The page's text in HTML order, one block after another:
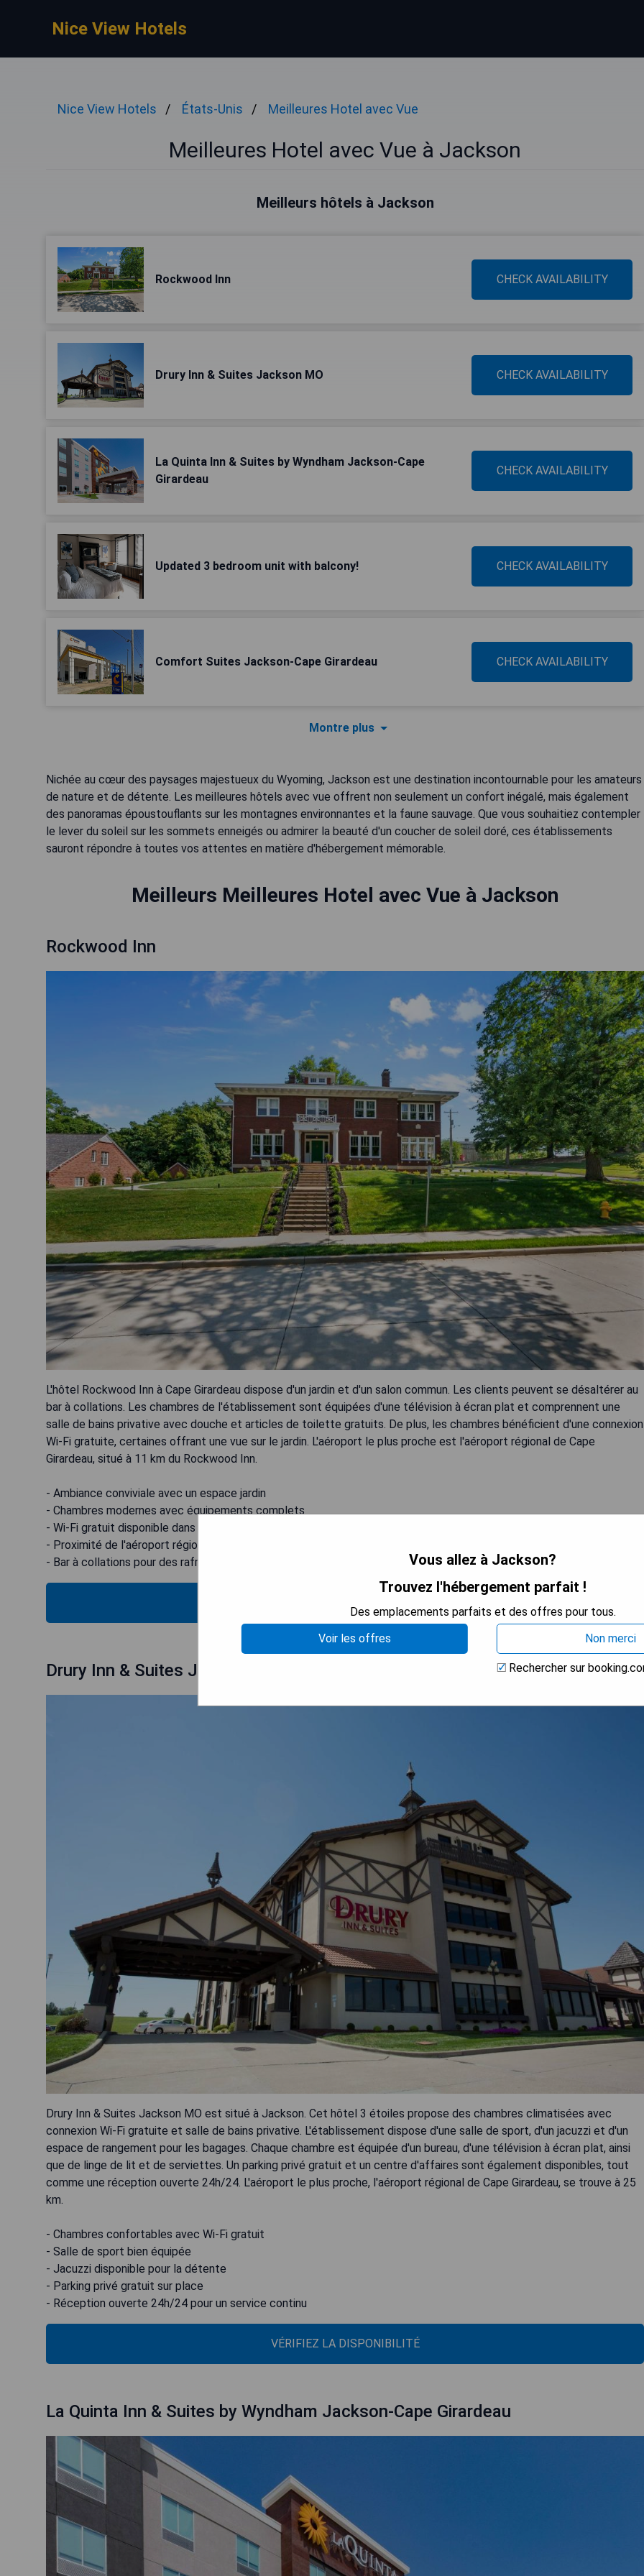
Nice View Hotels
Nice View Hotels États-Unis Meilleures Hotel avec Vue
Meilleures Hotel avec Vue à Jackson
Meilleurs hôtels à Jackson
Rockwood Inn CHECK AVAILABILITY
Drury Inn & Suites Jackson MO CHECK AVAILABILITY
La Quinta Inn & Suites by Wyndham Jackson-Cape
Girardeau
CHECK AVAILABILITY
Updated 3 bedroom unit with balcony! CHECK AVAILABILITY
Comfort Suites Jackson-Cape Girardeau CHECK AVAILABILITY
Montre plus
Nichée au cœur des paysages majestueux du Wyoming, Jackson est une destination incontournable pour les amateurs
de nature et de détente. Les meilleures hôtels avec vue offrent non seulement un confort inégalé, mais également
des panoramas époustouflants sur les montagnes environnantes et la faune sauvage. Que vous souhaitiez contempler
le lever du soleil sur les sommets enneigés ou admirer la beauté d'un coucher de soleil doré, ces établissements
sauront répondre à toutes vos attentes en matière d'hébergement mémorable.
Meilleurs Meilleures Hotel avec Vue à Jackson
Rockwood Inn
L'hôtel Rockwood Inn à Cape Girardeau dispose d'un jardin et d'un salon commun. Les clients peuvent se désaltérer au
bar à collations. Les chambres de l'établissement sont équipées d'une télévision à écran plat et comprennent une
salle de bains privative avec douche et articles de toilette gratuits. De plus, les chambres bénéficient d'une connexion
Wi-Fi gratuite, certaines offrant une vue sur le jardin. L'aéroport le plus proche est l'aéroport régional de Cape
Girardeau, situé à 11 km du Rockwood Inn.
- Ambiance conviviale avec un espace jardin
- Chambres modernes avec équipements complets
- Wi-Fi gratuit disponible dans tout l'établissement
- Proximité de l'aéroport régional
- Bar à collations pour des rafraîchissements faciles
Drury Inn & Suites Jackson MO
Drury Inn & Suites Jackson MO est situé à Jackson. Cet hôtel 3 étoiles propose des chambres climatisées avec
connexion Wi-Fi gratuite et salle de bains privative. L'établissement dispose d'une salle de sport, d'un jacuzzi et d'un
espace de rangement pour les bagages. Chaque chambre est équipée d'un bureau, d'une télévision à écran plat, ainsi
que de linge de lit et de serviettes. Un parking privé gratuit et un centre d'affaires sont également disponibles, tout
comme une réception ouverte 24h/24. L'aéroport le plus proche, l'aéroport régional de Cape Girardeau, se trouve à 25
km.
- Chambres confortables avec Wi-Fi gratuit
- Salle de sport bien équipée
- Jacuzzi disponible pour la détente
- Parking privé gratuit sur place
- Réception ouverte 24h/24 pour un service continu
VÉRIFIEZ LA DISPONIBILITÉ
La Quinta Inn & Suites by Wyndham Jackson-Cape Girardeau
Vous allez à Jackson?
Trouvez l'hébergement parfait !
Des emplacements parfaits et des offres pour tous.
Voir les offres
Non merci
Rechercher sur